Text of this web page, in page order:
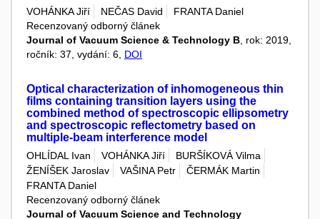
VOHÁNKA Jiří NEČAS David
FRANTA Daniel
Recenzovaný odborný článek
Journal of Vacuum Science & Technology B, rok: 2019,
ročník: 37, vydání: 6, DOI
Optical characterization of inhomogeneous thin
films containing transition layers using the
combined method of spectroscopic ellipsometry
and spectroscopic reflectometry based on
multiple-beam interference model
OHLÍDAL Ivan VOHÁNKA Jiří
BURŠÍKOVÁ Vilma
ŽENÍŠEK Jaroslav
VAŠINA Petr
ČERMÁK Martin
FRANTA Daniel
Recenzovaný odborný článek
Journal of Vacuum Science and Technology